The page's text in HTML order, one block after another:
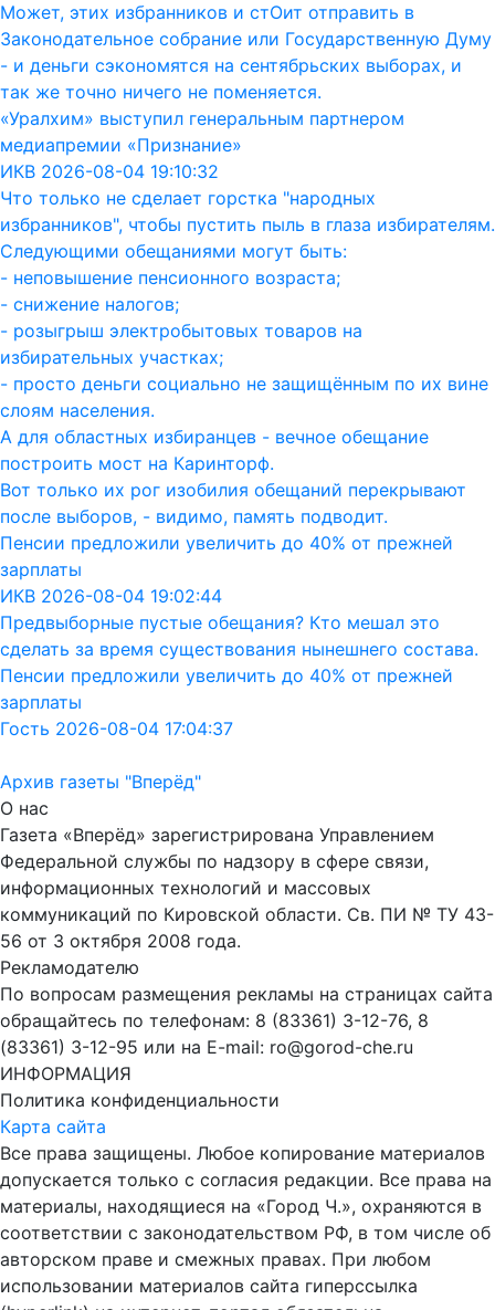
Может, этих избранников и стОит отправить в
Законодательное собрание или Государственную Думу
- и деньги сэкономятся на сентябрьских выборах, и
так же точно ничего не поменяется.
«Уралхим» выступил генеральным партнером
медиапремии «Признание»
ИКВ 2026-08-04 19:10:32
Что только не сделает горстка "народных
избранников", чтобы пустить пыль в глаза избирателям.
Следующими обещаниями могут быть:
- неповышение пенсионного возраста;
- снижение налогов;
- розыгрыш электробытовых товаров на
избирательных участках;
- просто деньги социально не защищённым по их вине
слоям населения.
А для областных избиранцев - вечное обещание
построить мост на Каринторф.
Вот только их рог изобилия обещаний перекрывают
после выборов, - видимо, память подводит.
Пенсии предложили увеличить до 40% от прежней
зарплаты
ИКВ 2026-08-04 19:02:44
Предвыборные пустые обещания? Кто мешал это
сделать за время существования нынешнего состава.
Пенсии предложили увеличить до 40% от прежней
зарплаты
Гость 2026-08-04 17:04:37
Архив газеты "Вперёд"
О нас
Газета «Вперёд» зарегистрирована Управлением
Федеральной службы по надзору в сфере связи,
информационных технологий и массовых
коммуникаций по Кировской области. Св. ПИ № ТУ 43-
56 от 3 октября 2008 года.
Рекламодателю
По вопросам размещения рекламы на страницах сайта
обращайтесь по телефонам: 8 (83361) 3-12-76, 8
(83361) 3-12-95 или на E-mail: ro@gorod-che.ru
ИНФОРМАЦИЯ
Политика конфиденциальности
Карта сайта
Все права защищены. Любое копирование материалов
допускается только с согласия редакции. Все права на
материалы, находящиеся на «Город Ч.», охраняются в
соответствии с законодательством РФ, в том числе об
авторском праве и смежных правах. При любом
использовании материалов сайта гиперссылка